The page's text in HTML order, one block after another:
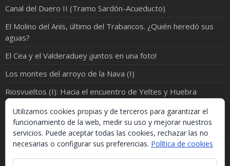
Canal del Duero II (Tramo Sardón-Acueducto)
El Molino del Anís, último del Trabancos. ¿Quién heredó sus
aguas?
El Cea y el Valderaduey ¡juntos en una foto!
Los montes del arroyo de la Nava (I)
Riosvueltos (I): Hacia el encuentro de Yeltes y Huebra
¡ORO EN EL RÍO!
Si necesitas algo de este blog puedes cogerlo, lo único
Utilizamos cookies propias y de terceros para garantizar el
funcionamiento de la web, medir su uso y mejorar nuestros
servicios. Puede aceptar todas las cookies, rechazar las no
necesarias o configurar sus preferencias. Política de cookies